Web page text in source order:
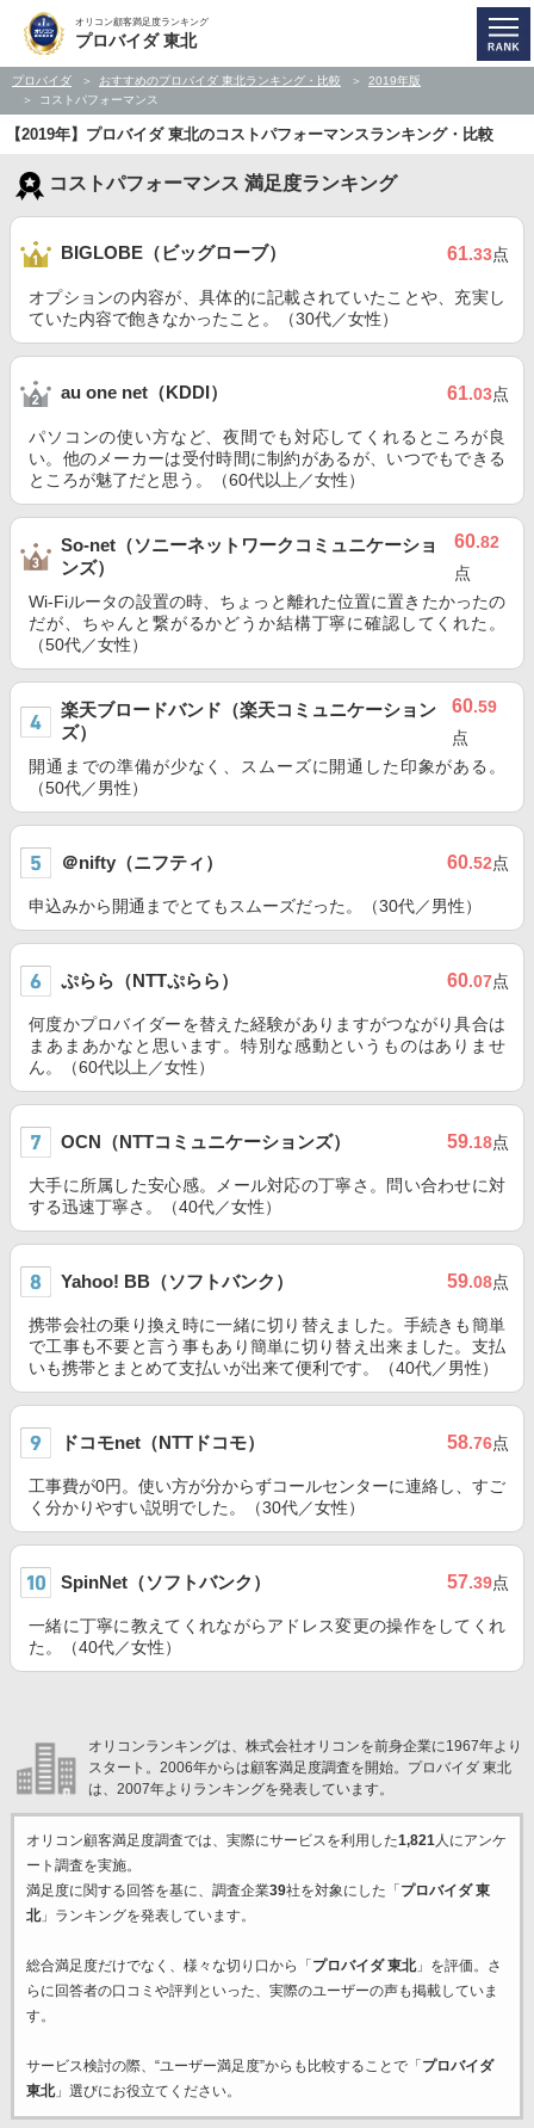
オリコン顧客満足度ランキング
プロバイダ 東北
プロバイダ おすすめのプロバイダ 東北ランキング・比較
2019年版
コストパフォーマンス
【2019年】プロバイダ 東北のコストパフォーマンスランキング・比較
コストパフォーマンス 満足度ランキング
BIGLOBE（ビッグローブ） 61.33点
オプションの内容が、具体的に記載されていたことや、充実し
ていた内容で飽きなかったこと。（30代／女性）
au one net（KDDI） 61.03点
パソコンの使い方など、夜間でも対応してくれるところが良
い。他のメーカーは受付時間に制約があるが、いつでもできる
ところが魅了だと思う。（60代以上／女性）
So-net（ソニーネットワークコミュニケーショ
ンズ）
60.82
点
Wi-Fiルータの設置の時、ちょっと離れた位置に置きたかったの
だが、ちゃんと繋がるかどうか結構丁寧に確認してくれた。
（50代／女性）
楽天ブロードバンド（楽天コミュニケーション
ズ）
60.59
点
開通までの準備が少なく、スムーズに開通した印象がある。
（50代／男性）
＠nifty（ニフティ） 60.52点
申込みから開通までとてもスムーズだった。（30代／男性）
ぷらら（NTTぷらら） 60.07点
何度かプロバイダーを替えた経験がありますがつながり具合は
まあまあかなと思います。特別な感動というものはありませ
ん。（60代以上／女性）
OCN（NTTコミュニケーションズ） 59.18点
大手に所属した安心感。メール対応の丁寧さ。問い合わせに対
する迅速丁寧さ。（40代／女性）
Yahoo! BB（ソフトバンク） 59.08点
携帯会社の乗り換え時に一緒に切り替えました。手続きも簡単
で工事も不要と言う事もあり簡単に切り替え出来ました。支払
いも携帯とまとめて支払いが出来て便利です。（40代／男性）
ドコモnet（NTTドコモ） 58.76点
工事費が0円。使い方が分からずコールセンターに連絡し、すご
く分かりやすい説明でした。（30代／女性）
SpinNet（ソフトバンク） 57.39点
一緒に丁寧に教えてくれながらアドレス変更の操作をしてくれ
た。（40代／女性）
オリコンランキングは、株式会社オリコンを前身企業に1967年より
スタート。2006年からは顧客満足度調査を開始。プロバイダ 東北
は、2007年よりランキングを発表しています。
オリコン顧客満足度調査では、実際にサービスを利用した1,821人にアンケ
ート調査を実施。
満足度に関する回答を基に、調査企業39社を対象にした「 プロバイダ 東
北」ランキングを発表しています。
総合満足度だけでなく、様々な切り口から「 プロバイダ 東北」を評価。さ
らに回答者の口コミや評判といった、実際のユーザーの声も掲載していま
す。
サービス検討の際、“ユーザー満足度”からも比較することで「 プロバイダ
東北」選びにお役立てください。